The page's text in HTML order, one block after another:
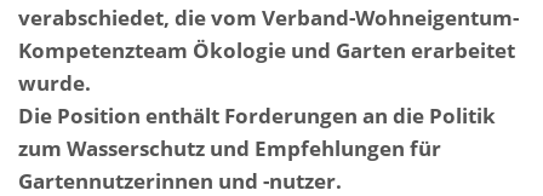
verabschiedet, die vom Verband-Wohneigentum-
Kompetenzteam Ökologie und Garten erarbeitet
wurde.
Die Position enthält Forderungen an die Politik
zum Wasserschutz und Empfehlungen für
Gartennutzerinnen und -nutzer.